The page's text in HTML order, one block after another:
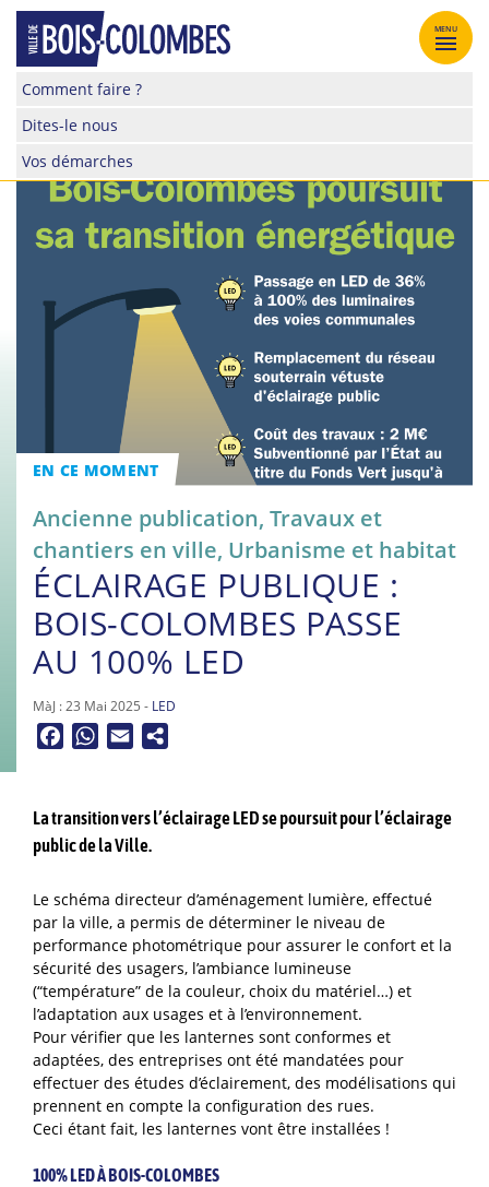
Skip
content
Site
de
la
Colombes
Comment faire ?
Dites-le nous
Vos démarches
MENU
EN CE MOMENT
Ancienne publication, Travaux et
chantiers en ville, Urbanisme et habitat
ÉCLAIRAGE PUBLIQUE :
BOIS-COLOMBES PASSE
AU 100% LED
MàJ : 23 Mai 2025 - LED
FacebookWhatsApp
Email
La transition vers l’éclairage LED se poursuit pour l’éclairage
public de la Ville.
Le schéma directeur d’aménagement lumière, effectué
par la ville, a permis de déterminer le niveau de
performance photométrique pour assurer le confort et la
sécurité des usagers, l’ambiance lumineuse
(“température” de la couleur, choix du matériel…) et
l’adaptation aux usages et à l’environnement.
Pour vérifier que les lanternes sont conformes et
adaptées, des entreprises ont été mandatées pour
effectuer des études d’éclairement, des modélisations qui
prennent en compte la configuration des rues.
Ceci étant fait, les lanternes vont être installées !
100% LED À BOIS-COLOMBES